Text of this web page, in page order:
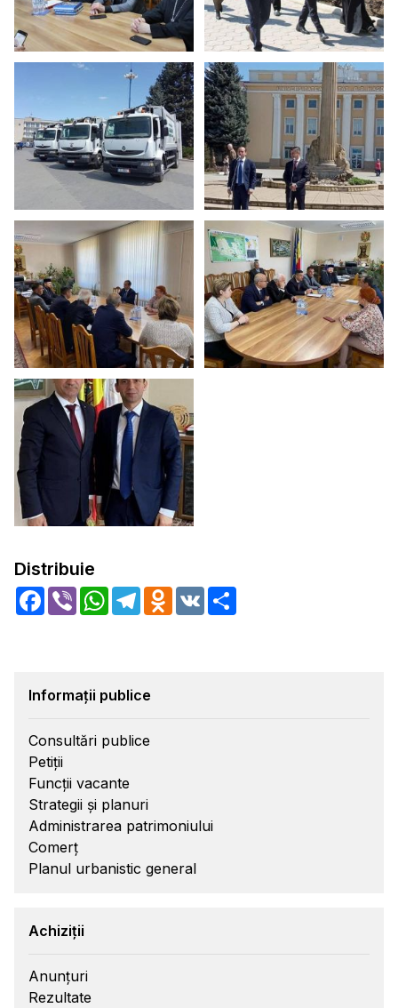
Distribuie
Facebook
Viber WhatsApp
TelegramOdnoklassniki
VK
Informații publice
Consultări publice
Petiții
Funcții vacante
Strategii și planuri
Administrarea patrimoniului
Comerț
Planul urbanistic general
Achiziții
Anunțuri
Rezultate